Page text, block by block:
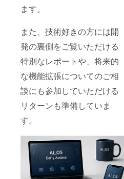
ます。
また、技術好きの方には開
発の裏側をご覧いただける
特別なレポートや、将来的
な機能拡張についてのご相
談にも参加していただける
リターンも準備していま
す。